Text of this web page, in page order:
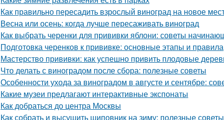
Как правильно пересадить взрослый виноград на новое
Весна или осень: когда лучше пересаживать виноград
Как выбрать черенки для прививки яблони: советы
Подготовка черенков к прививке: основные этапы и правила
Мастерство прививки: как успешно привить плодовые
Что делать с виноградом после сбора: полезные советы
Особенности ухода за виноградом в августе и сентябре:
Какие музеи предлагают интерактивные экспонаты
Как добраться до центра Москвы
Как собрать и высушить шиповник на зиму: полезные советы